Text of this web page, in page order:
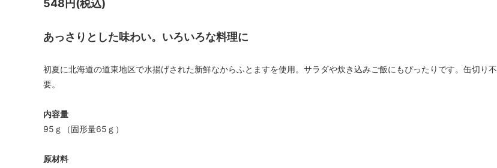
548円(税込)
あっさりとした味わい。いろいろな料理に
初夏に北海道の道東地区で水揚げされた新鮮なからふとますを使用。サラダや炊き込みご飯にもぴったりです。缶切り不
要。
内容量
95ｇ（固形量65ｇ）
原材料